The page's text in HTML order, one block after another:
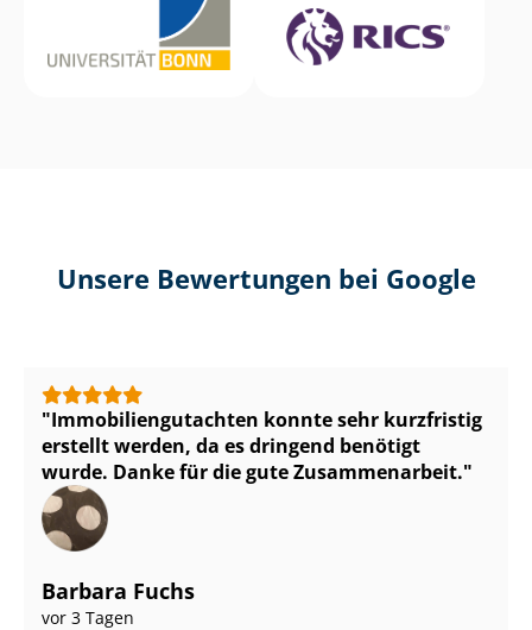
Unsere Bewertungen bei Google
Im­mo­bi­li­en­gut­ach­ten konnte sehr kurzfristig
erstellt werden, da es dringend benötigt
wurde. Danke für die gute Zusammenarbeit.
Barbara Fuchs
vor 3 Tagen